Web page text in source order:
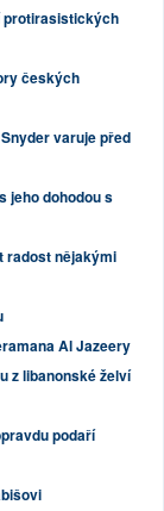
protirasistických
českých
varuje před
jeho dohodou s
radost nějakými
Al Jazeery
z libanonské želví
podaří